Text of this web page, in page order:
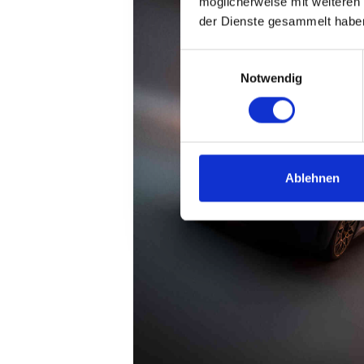
der Dienste gesammelt
Notwendig
Ablehnen